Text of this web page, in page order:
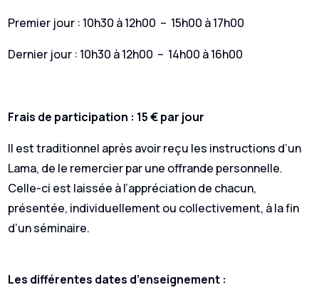
Premier jour : 10h30 à 12h00 – 15h00 à 17h00
Dernier jour : 10h30 à 12h00 – 14h00 à 16h00
Frais de participation : 15 € par jour
Il est traditionnel après avoir reçu les instructions d’un
Lama, de le remercier par une offrande personnelle.
Celle-ci est laissée à l’appréciation de chacun,
présentée, individuellement ou collectivement, à la fin
d’un séminaire.
Les différentes dates d’enseignement :